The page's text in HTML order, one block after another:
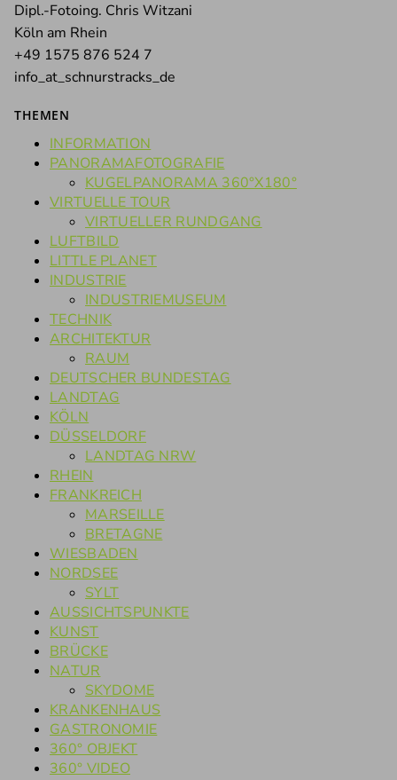
Dipl.-Fotoing. Chris Witzani
Köln am Rhein
+49 1575 876 524 7
info_at_schnurstracks_de
THEMEN
INFORMATION
PANORAMAFOTOGRAFIE
KUGELPANORAMA 360°X180°
VIRTUELLE TOUR
VIRTUELLER RUNDGANG
LUFTBILD
LITTLE PLANET
INDUSTRIE
INDUSTRIEMUSEUM
TECHNIK
ARCHITEKTUR
RAUM
DEUTSCHER BUNDESTAG
LANDTAG
KÖLN
DÜSSELDORF
LANDTAG NRW
RHEIN
FRANKREICH
MARSEILLE
BRETAGNE
WIESBADEN
NORDSEE
SYLT
AUSSICHTSPUNKTE
KUNST
BRÜCKE
NATUR
SKYDOME
KRANKENHAUS
GASTRONOMIE
360° OBJEKT
360° VIDEO